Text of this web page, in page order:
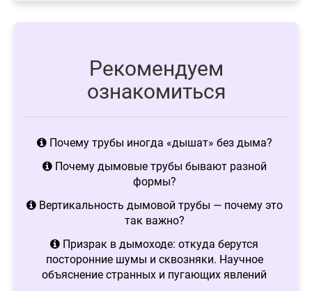
Рекомендуем
ознакомиться
Почему трубы иногда «дышат» без дыма?
Почему дымовые трубы бывают разной
формы?
Вертикальность дымовой трубы — почему это
так важно?
Призрак в дымоходе: откуда берутся
посторонние шумы и сквозняки. Научное
объяснение странных и пугающих явлений